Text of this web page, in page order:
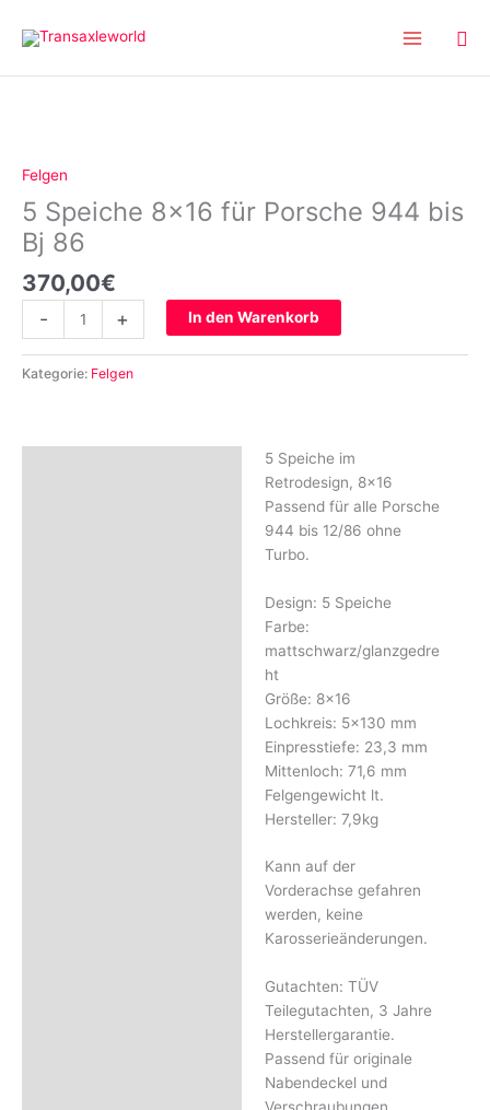
Inhalt
Felgen
5 Speiche 8×16 für Porsche 944 bis
Bj 86
370,00€
-
für
Porsche
944
bis
Bj
86
Menge
+ In den Warenkorb
Kategorie: Felgen
5 Speiche im
Retrodesign, 8×16
Passend für alle Porsche
944 bis 12/86 ohne
Turbo.
Design: 5 Speiche
Farbe:
mattschwarz/glanzgedre
ht
Größe: 8×16
Lochkreis: 5×130 mm
Einpresstiefe: 23,3 mm
Mittenloch: 71,6 mm
Felgengewicht lt.
Hersteller: 7,9kg
Kann auf der
Vorderachse gefahren
werden, keine
Karosserieänderungen.
Gutachten: TÜV
Teilegutachten, 3 Jahre
Herstellergarantie.
Passend für originale
Nabendeckel und